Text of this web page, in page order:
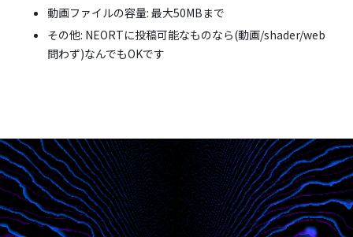
動画ファイルの容量: 最大50MBまで
その他: NEORTに投稿可能なものなら(動画/shader/web
問わず)なんでもOKです